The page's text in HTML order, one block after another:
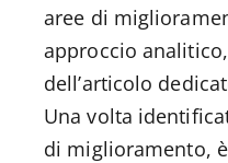
aree di
approccio
dell’articolo
Una volta
di miglioramento,